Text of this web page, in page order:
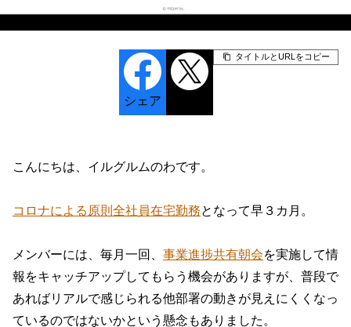
シェア
タイトルとURLをコピー
こんにちは、イルグルムのわです。
コロナによる原則全社員在宅勤務となって早３カ月。
メンバーには、毎月一回、 事業進捗共有朝会を実施して情
報をキャッチアップしてもらう機会がありますが、普段で
あればリアルで感じられる他部署の動きが見えにくくなっ
ているのではないかという懸念もありました。